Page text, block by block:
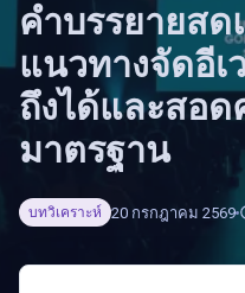
คำบรรยายสด
แนวทางจัดอี
ถึงได้และสอด
มาตรฐาน
บทวิเคราะห์ 20 กรกฎาคม 2569